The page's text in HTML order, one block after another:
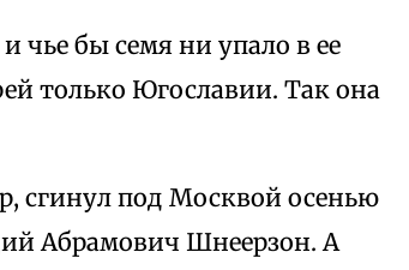
бы семя ни упало в ее
только Югославии. Так она
сгинул под Москвой осенью
Абрамович Шнеерзон. А